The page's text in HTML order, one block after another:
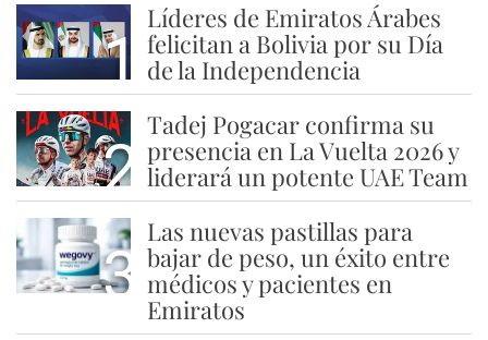
1
Líderes de Emiratos Árabes
felicitan a Bolivia por su Día
de la Independencia
2
Tadej Pogacar confirma su
presencia en La Vuelta 2026 y
liderará un potente UAE Team
3
Las nuevas pastillas para
bajar de peso, un éxito entre
médicos y pacientes en
Emiratos